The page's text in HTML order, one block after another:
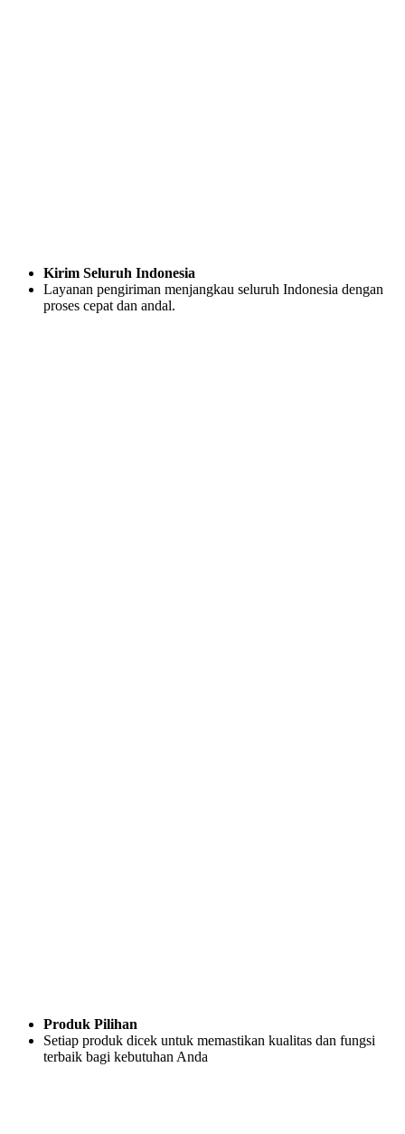
Kirim Seluruh Indonesia
Layanan pengiriman menjangkau seluruh Indonesia dengan
proses cepat dan andal.
Produk Pilihan
Setiap produk dicek untuk memastikan kualitas dan fungsi
terbaik bagi kebutuhan Anda